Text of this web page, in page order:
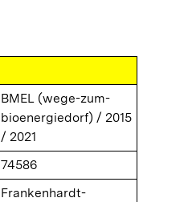
BMEL (wege-zum-
bioenergiedorf) / 2015
/ 2021
74586
Frankenhardt-